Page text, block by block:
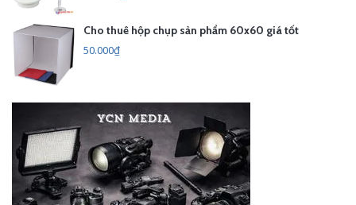
Cho thuê hộp chụp sản phẩm 60x60 giá tốt
50.000₫